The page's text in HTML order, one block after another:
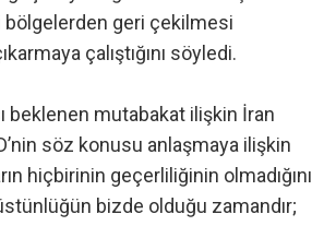
bölgelerden geri çekilmesi
çalıştığını söyledi.
beklenen mutabakat ilişkin İran
söz konusu anlaşmaya ilişkin
hiçbirinin geçerliliğinin olmadığını
bizde olduğu zamandır;